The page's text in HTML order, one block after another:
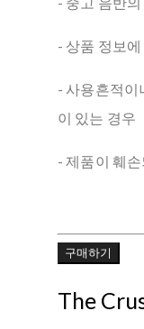
- 상품 정보
- 사용흔적이
이 있는 경우
- 제품이 훼
구매하기
The